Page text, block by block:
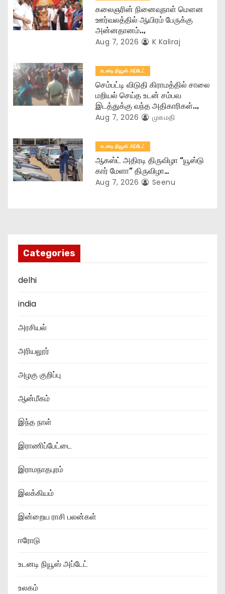
i
o
n
கலைஞரின் நினைவுநாள் மௌன
ஊர்வலத்தில் ஆயிரம் பேருக்கு
அன்னதானம்..,
Aug 7, 2026 K Kaliraj
உடனடி நியூஸ் அப்டேட்
செம்பட்டி விடுதி கிராமத்தில் சாலை
மறியல் செய்த உடன் சம்பவ
இடத்துக்கு வந்த அதிகாரிகள்..,
Aug 7, 2026 முகமதி
உடனடி நியூஸ் அப்டேட்
ஆகஸ்ட் அதிரடி திருவிழா “யூஸ்டு
கார் மேளா” திருவிழா…
Aug 7, 2026 Seenu
Categories
delhi
india
அரசியல்
அரியலூர்
அழகு குறிப்பு
ஆன்மீகம்
இந்த நாள்
இராணிப்பேட்டை
இராமநாதபுரம்
இலக்கியம்
இன்றைய ராசி பலன்கள்
ஈரோடு
உடனடி நியூஸ் அப்டேட்
உலகம்